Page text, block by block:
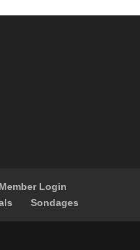
Member Login
Sondages